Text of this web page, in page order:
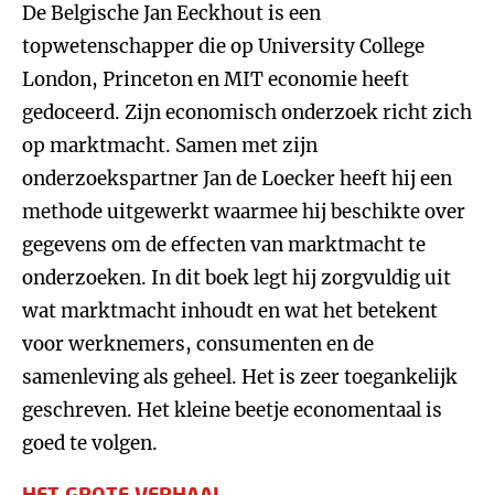
De Belgische Jan Eeckhout is een
topwetenschapper die op University College
London, Princeton en MIT economie heeft
gedoceerd. Zijn economisch onderzoek richt zich
op marktmacht. Samen met zijn
onderzoekspartner Jan de Loecker heeft hij een
methode uitgewerkt waarmee hij beschikte over
gegevens om de effecten van marktmacht te
onderzoeken. In dit boek legt hij zorgvuldig uit
wat marktmacht inhoudt en wat het betekent
voor werknemers, consumenten en de
samenleving als geheel. Het is zeer toegankelijk
geschreven. Het kleine beetje economentaal is
goed te volgen.